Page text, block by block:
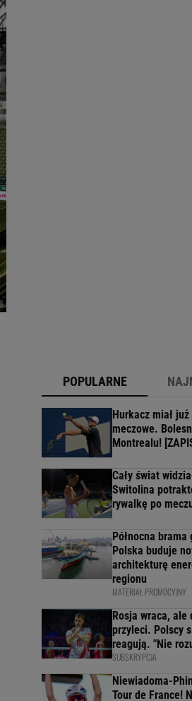
POPULARNE
Hurkacz miał już
meczowe.
Montrealu!
Cały świat
Switolina
rywalkę po
Północna
Polska buduje
architekturę
regionu
MATERIAŁ PROMOCYJNY
Rosja wraca, ale
przyleci. Polscy
reagują. "Nie
SUBSKRYPCJA
Niewiadoma-
Tour de France!